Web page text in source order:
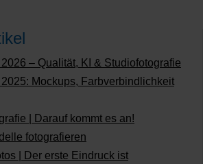
– Qualität, KI & Studiofotografie
Mockups, Farbverbindlichkeit
| Darauf kommt es an!
fotografieren
| Der erste Eindruck ist